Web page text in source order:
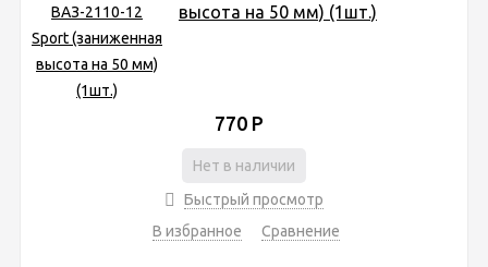
высота на 50 мм) (1шт.)
770 Р
Нет в наличии
Быстрый просмотр
В избранное
Сравнение